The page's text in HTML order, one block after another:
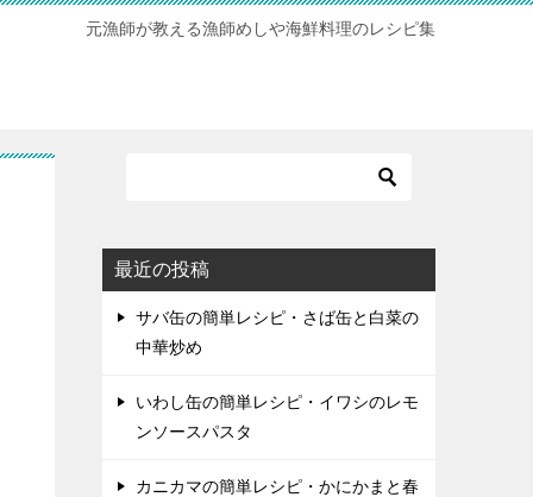
元漁師が教える漁師めしや海鮮料理のレシピ集
最近の投稿
サバ缶の簡単レシピ・さば缶と白菜の
中華炒め
いわし缶の簡単レシピ・イワシのレモ
ンソースパスタ
カニカマの簡単レシピ・かにかまと春